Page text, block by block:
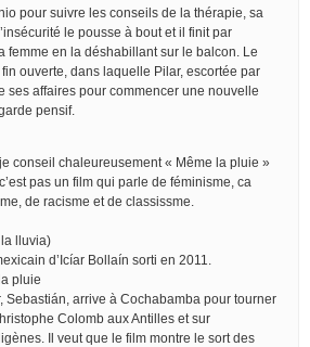
pour suivre les conseils de la thérapie, sa
le pousse à bout et il finit par
femme en la déshabillant sur le balcon. Le
ouverte, dans laquelle Pilar, escortée par
ses affaires pour commencer une nouvelle
pensif.
conseil chaleureusement « Même la pluie »
pas un film qui parle de féminisme, ca
de racisme et de classissme.
lluvia)
d’Icíar Bollaín sorti en 2011.
Sebastián, arrive à Cochabamba pour tourner
Colomb aux Antilles et sur
Il veut que le film montre le sort des